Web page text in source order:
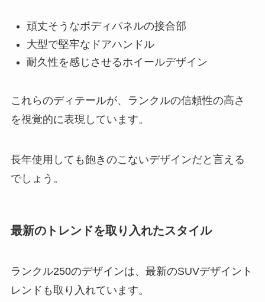
頑丈そうなボディパネルの接合部
大型で堅牢なドアハンドル
耐久性を感じさせるホイールデザイン
これらのディテールが、ランクルの信頼性の高さ
を視覚的に表現しています。
長年使用しても飽きのこないデザインだと言える
でしょう。
最新のトレンドを取り入れたスタイル
ランクル250のデザインは、最新のSUVデザイント
レンドも取り入れています。